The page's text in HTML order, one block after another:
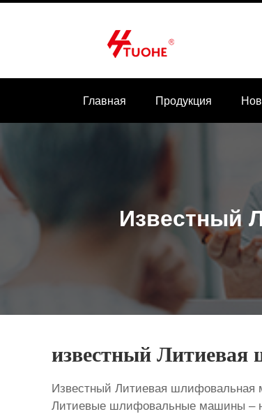
Главная Продукция
Известный
известный
Известный Литиевая шлифовальная
Литиевые шлифовальные машины –